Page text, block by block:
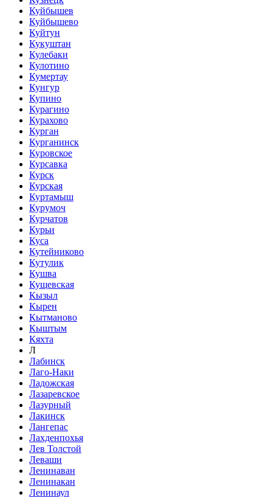
Куйбышев
Куйбышево
Куйтун
Кукуштан
Кулебаки
Кулотино
Кумертау
Кунгур
Купино
Курагино
Курахово
Курган
Курганинск
Куровское
Курсавка
Курск
Курская
Куртамыш
Курумоч
Курчатов
Курьи
Куса
Кутейниково
Кутулик
Кушва
Кущевская
Кызыл
Кырен
Кытманово
Кыштым
Кяхта
Л
Лабинск
Лаго-Наки
Ладожская
Лазаревское
Лазурный
Лакинск
Лангепас
Лахденпохья
Лев Толстой
Леваши
Ленинаван
Ленинакан
Ленинаул